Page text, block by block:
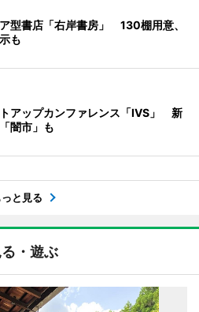
型書店「右岸書房」 130棚用意、
も
アップカンファレンス「IVS」 新
闇市」も
っと見る
る・遊ぶ